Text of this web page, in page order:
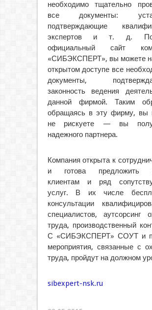
необходимо тщательно
все документы:
подтверждающие
экспертов и т. д.
официальный сайт
«СИБЭКСПЕРТ», вы можете
открытом доступе все
документы,
законность ведения
данной фирмой. Таким
обращаясь в эту фирму, вы
не рискуете — вы
надежного партнера.
Компания открыта к
и готова предложить
клиентам и ряд
услуг. В их числе
консультации
специалистов, аутсорсинг
труда, производственный
С «СИБЭКСПЕРТ» СОУТ и
мероприятия, связанные с
труда, пройдут на должном
sibexpert-nsk.ru